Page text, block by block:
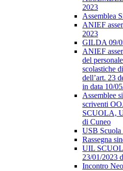
2023
Assemblea
ANIEF
2023
GILDA 09/
ANIEF
del
scolastiche
dell’art. 23
in data 10/
Assemblee
scriventi
SCUOLA,
di Cuneo
USB Scuola
Rassegna
UIL
23/01/2023
Incontro